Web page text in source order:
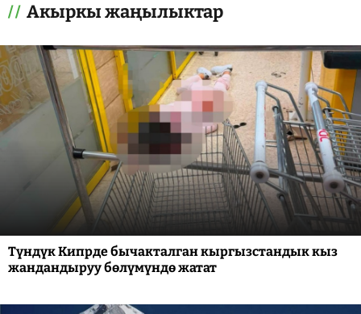
Акыркы жаңылыктар
Түндүк Кипрде бычакталган кыргызстандык кыз
жандандыруу бөлүмүндө жатат